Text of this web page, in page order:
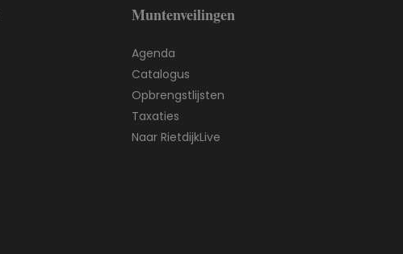
Muntenveilingen
Agenda
Catalogus
Opbrengstlijsten
Taxaties
Naar RietdijkLive